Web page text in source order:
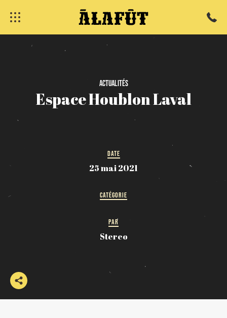
Actualités
EspaceHoublonLaval
DATE
25 mai 2021
CATÉGORIE
PAR
Stereo